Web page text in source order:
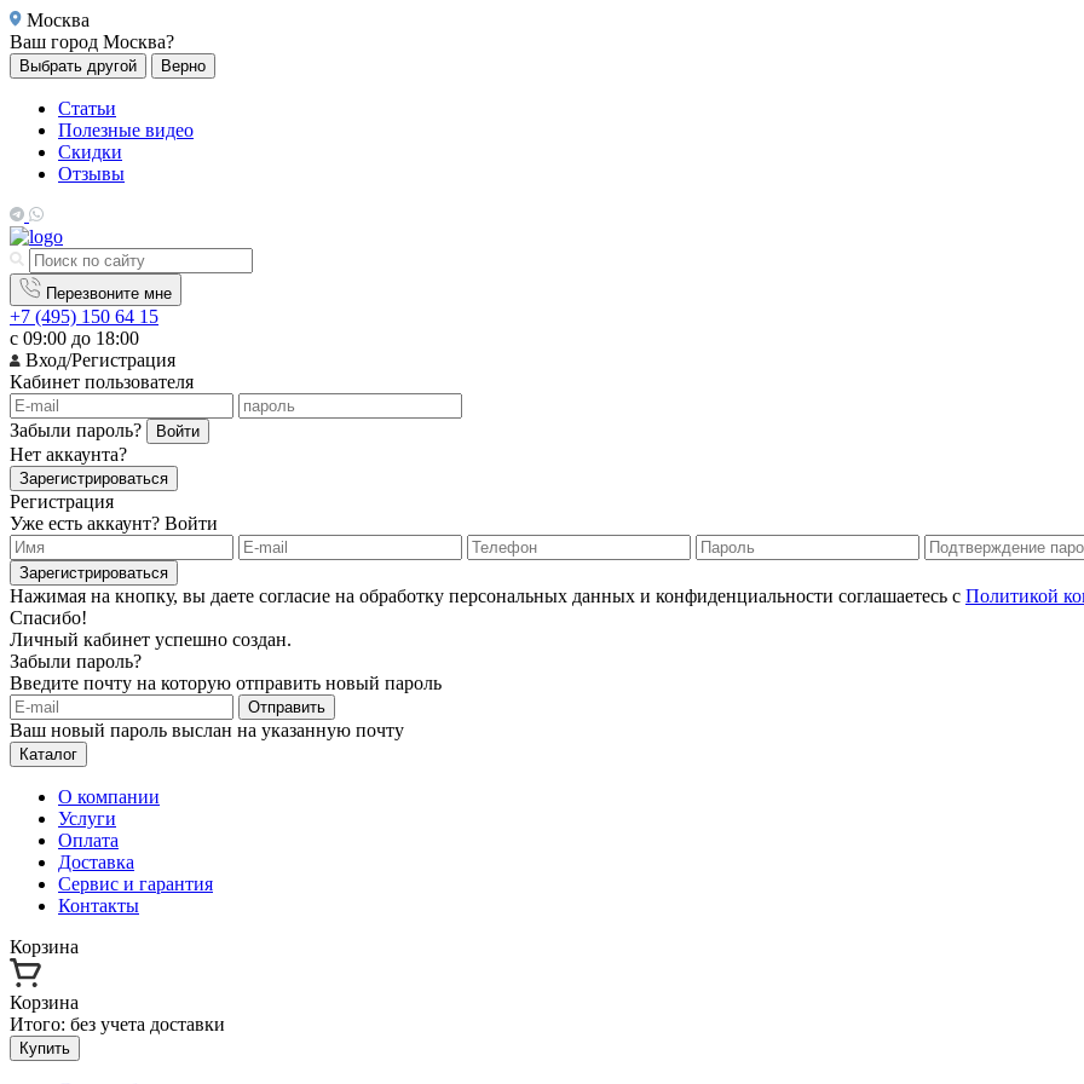
Москва
Ваш город Москва?
Выбрать другой Верно
Статьи
Полезные видео
Скидки
Отзывы
Перезвоните мне
+7 (495) 150 64 15
с 09:00 до 18:00
Вход/Регистрация
Кабинет пользователя
Забыли пароль? Войти
Нет аккаунта?
Зарегистрироваться
Регистрация
Уже есть аккаунт? Войти
Зарегистрироваться
Нажимая на кнопку, вы даете согласие на обработку персональных данных и конфиденциальности соглашаетесь с Политикой
Спасибо!
Личный кабинет успешно создан.
Забыли пароль?
Введите почту на которую отправить новый пароль
Отправить
Ваш новый пароль выслан на указанную почту
Каталог
О компании
Услуги
Оплата
Доставка
Сервис и гарантия
Контакты
Корзина
Корзина
Итого: без учета доставки
Купить